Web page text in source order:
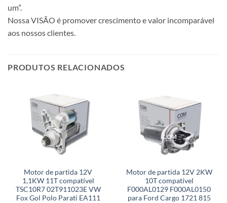
um”.
Nossa VISÃO é promover crescimento e valor incomparável
aos nossos clientes.
PRODUTOS RELACIONADOS
Motor de partida 12V
1,1KW 11T compatível
TSC10R7 02T911023E VW
Fox Gol Polo Parati EA111
Motor de partida 12V 2KW
10T compatível
F000AL0129 F000AL0150
para Ford Cargo 1721 815